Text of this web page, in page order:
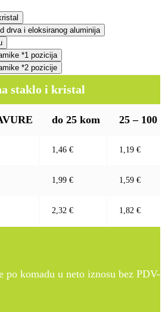
drva i eloksiranog aluminija
*1 pozicija
*2 pozicije
staklo i kristal
do 25 kom 25 – 100
1,46 € 1,19 €
1,99 € 1,59 €
2,32 € 1,82 €
po komadu u neto iznosu bez PDV-